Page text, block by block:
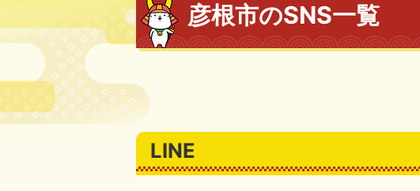
彦根市のSNS一覧
LINE